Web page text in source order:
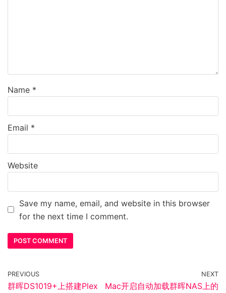
Name *
Email *
Website
Save my name, email, and website in this browser
for the next time I comment.
PREVIOUS
群晖DS1019+上搭建Plex
NEXT
Mac开启自动加载群晖NAS上的